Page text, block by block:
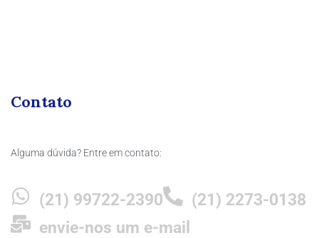
Contato
Alguma dúvida? Entre em contato:
(21) 99722-2390
(21) 2273-0138
envie-nos um e-mail